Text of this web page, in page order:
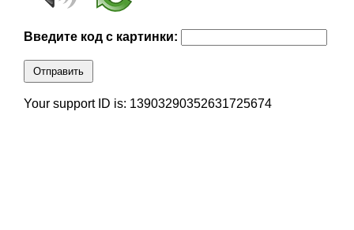
Введите код с картинки:
Отправить
Your support ID is: 13903290352631725674